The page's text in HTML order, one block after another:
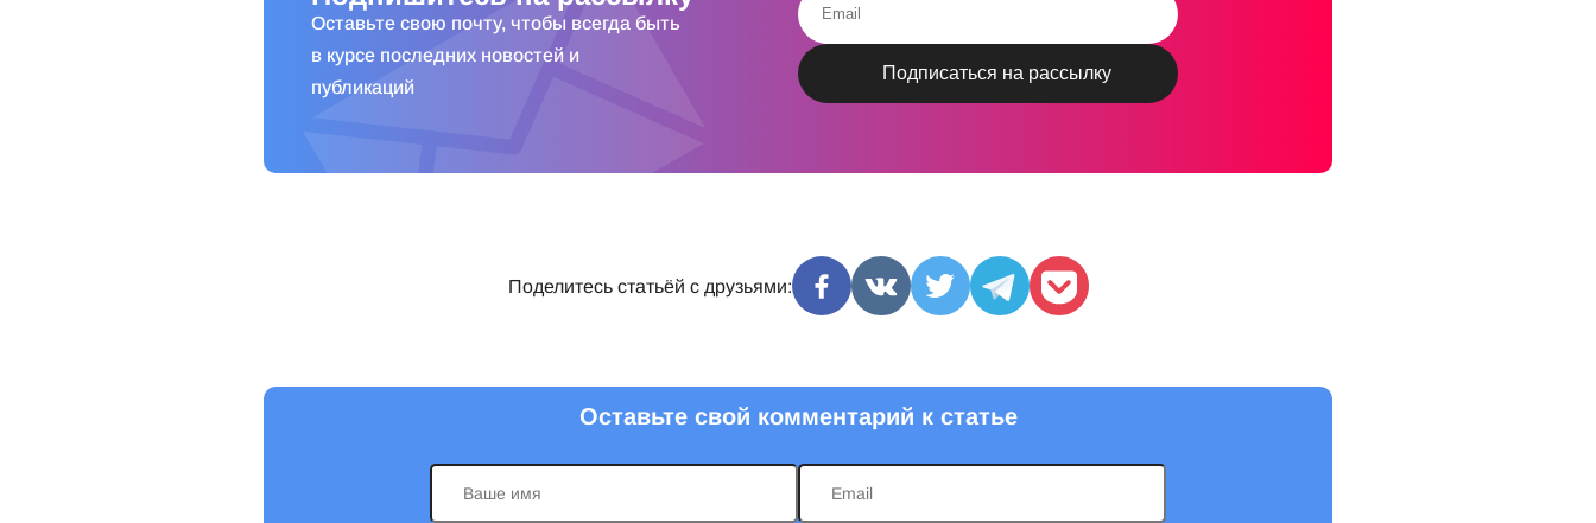
Оставьте свою почту, чтобы всегда быть
в курсе последних новостей и
публикаций
Поделитесь статьёй с друзьями:
Оставьте свой комментарий к статье